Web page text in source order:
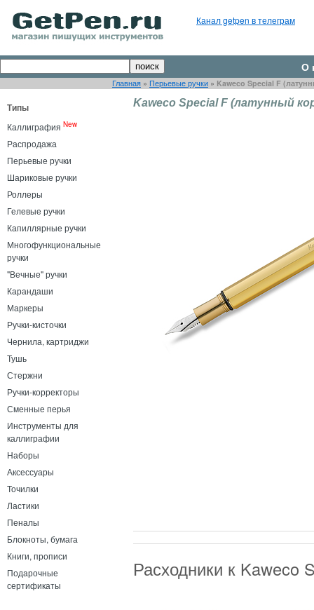
Канал getpen в телеграм
О
Главная » Перьевые ручки » Kaweco Special F
Типы
Каллиграфия New
Распродажа
Перьевые ручки
Шариковые ручки
Роллеры
Гелевые ручки
Капиллярные ручки
Многофункциональные
ручки
"Вечные" ручки
Карандаши
Маркеры
Ручки-кисточки
Чернила, картриджи
Тушь
Стержни
Ручки-корректоры
Сменные перья
Инструменты для
каллиграфии
Наборы
Аксессуары
Точилки
Ластики
Пеналы
Блокноты, бумага
Книги, прописи
Подарочные
сертификаты
Kaweco Special F (латунный
Расходники к Kaweco